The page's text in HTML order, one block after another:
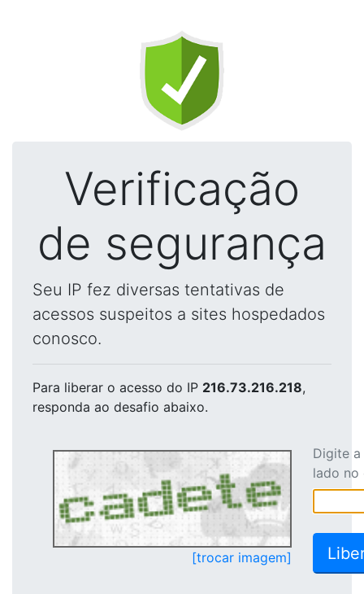
Verificação
de segurança
Seu IP fez diversas tentativas de
acessos suspeitos a sites hospedados
conosco.
Para liberar o acesso do IP 216.73.216.218,
responda ao desafio abaixo.
[trocar imagem]
Digite
lado no